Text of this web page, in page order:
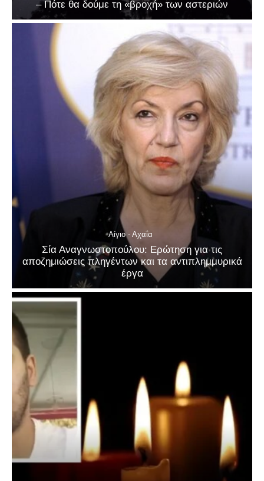
– Πότε θα δούμε τη «βροχή» των αστεριών
Αίγιο - Αχαΐα
Σία Αναγνωστοπούλου: Ερώτηση για τις
αποζημιώσεις πληγέντων και τα αντιπλημμυρικά
έργα